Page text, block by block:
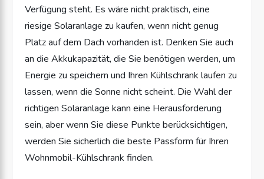
Verfügung steht. Es wäre nicht praktisch, eine
riesige Solaranlage zu kaufen, wenn nicht genug
Platz auf dem Dach vorhanden ist. Denken Sie auch
an die Akkukapazität, die Sie benötigen werden, um
Energie zu speichern und Ihren Kühlschrank laufen zu
lassen, wenn die Sonne nicht scheint. Die Wahl der
richtigen Solaranlage kann eine Herausforderung
sein, aber wenn Sie diese Punkte berücksichtigen,
werden Sie sicherlich die beste Passform für Ihren
Wohnmobil-Kühlschrank finden.